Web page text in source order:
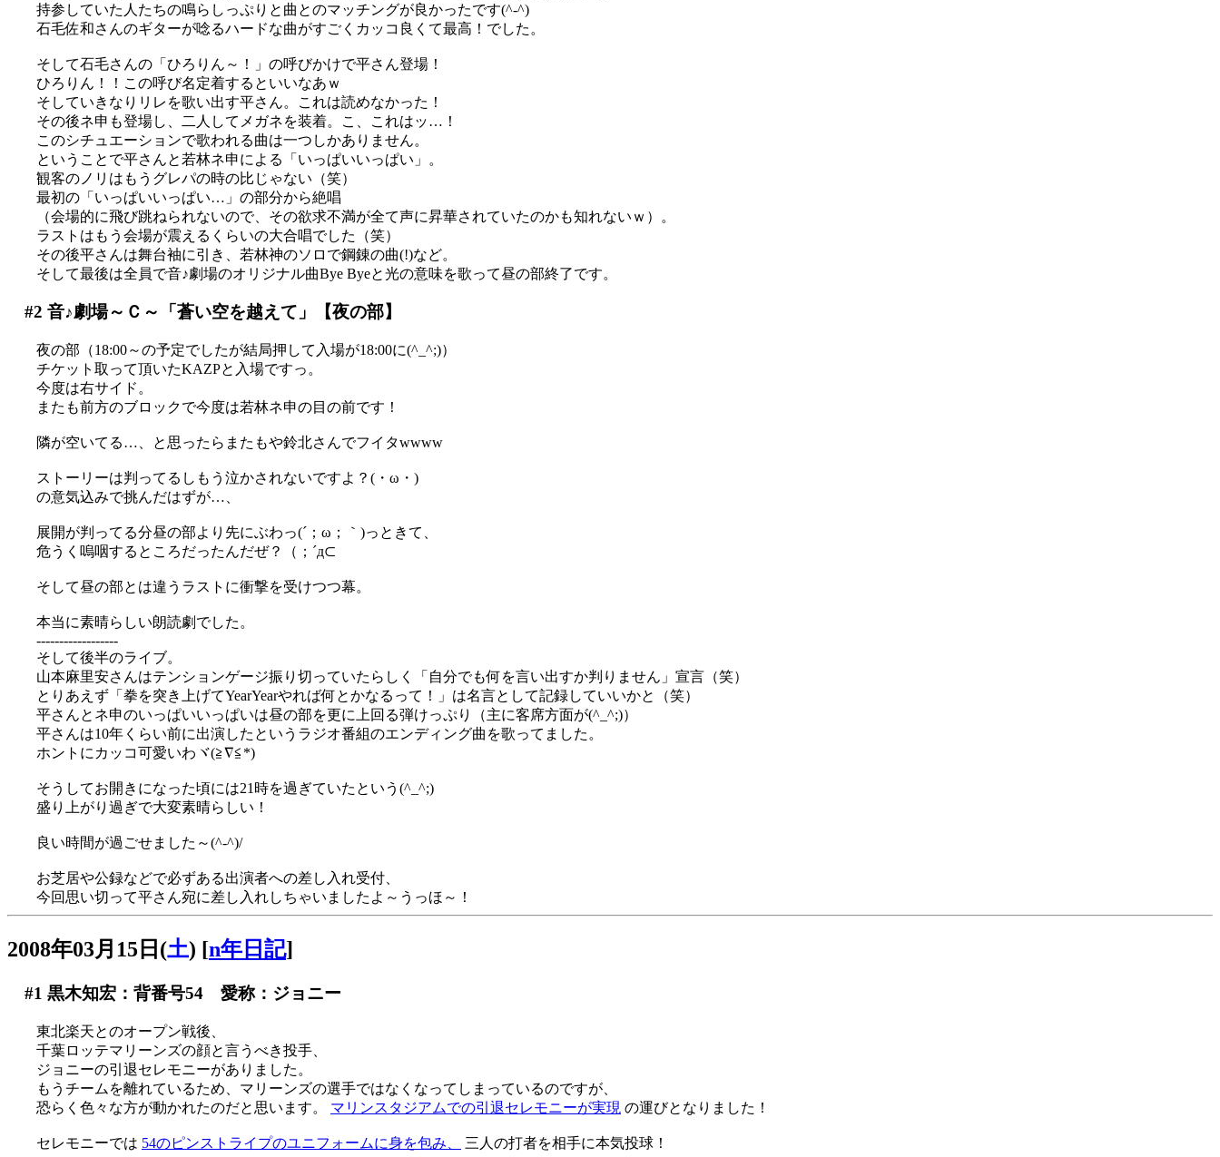
持参していた人たちの鳴らしっぷりと曲とのマッチングが良かったです(^-^)
石毛佐和さんのギターが唸るハードな曲がすごくカッコ良くて最高！でした。
そして石毛さんの「ひろりん～！」の呼びかけで平さん登場！
ひろりん！！この呼び名定着するといいなあｗ
そしていきなりリレを歌い出す平さん。これは読めなかった！
その後ネ申も登場し、二人してメガネを装着。こ、これはッ…！
このシチュエーションで歌われる曲は一つしかありません。
ということで平さんと若林ネ申による「いっぱいいっぱい」。
観客のノリはもうグレパの時の比じゃない（笑）
最初の「いっぱいいっぱい…」の部分から絶唱
（会場的に飛び跳ねられないので、その欲求不満が全て声に昇華されていたのかも知れないｗ）。
ラストはもう会場が震えるくらいの大合唱でした（笑）
その後平さんは舞台袖に引き、若林神のソロで鋼錬の曲(!)など。
そして最後は全員で音♪劇場のオリジナル曲Bye Byeと光の意味を歌って昼の部終了です。
#2 音♪劇場～Ｃ～「蒼い空を越えて」【夜の部】
夜の部（18:00～の予定でしたが結局押して入場が18:00に(^_^;)）
チケット取って頂いたKAZPと入場ですっ。
今度は右サイド。
またも前方のブロックで今度は若林ネ申の目の前です！
隣が空いてる…、と思ったらまたもや鈴北さんでフイタwwww
ストーリーは判ってるしもう泣かされないですよ？(・ω・)
の意気込みで挑んだはずが…、
展開が判ってる分昼の部より先にぶわっ(´；ω；｀)っときて、
危うく嗚咽するところだったんだぜ？（；´д⊂
そして昼の部とは違うラストに衝撃を受けつつ幕。
本当に素晴らしい朗読劇でした。
------------------
そして後半のライブ。
山本麻里安さんはテンションゲージ振り切っていたらしく「自分でも何を言い出すか判りません」宣言（笑）
とりあえず「拳を突き上げてYearYearやれば何とかなるって！」は名言として記録していいかと（笑）
平さんとネ申のいっぱいいっぱいは昼の部を更に上回る弾けっぷり（主に客席方面が(^_^;)）
平さんは10年くらい前に出演したというラジオ番組のエンディング曲を歌ってました。
ホントにカッコ可愛いわヾ(≧∇≦*)ゝ
そうしてお開きになった頃には21時を過ぎていたという(^_^;)
盛り上がり過ぎで大変素晴らしい！
良い時間が過ごせました～(^-^)/
お芝居や公録などで必ずある出演者への差し入れ受付、
今回思い切って平さん宛に差し入れしちゃいましたよ～うっほ～！
2008年03月15日(土) [n年日記]
#1 黒木知宏：背番号54 愛称：ジョニー
東北楽天とのオープン戦後、
千葉ロッテマリーンズの顔と言うべき投手、
ジョニーの引退セレモニーがありました。
もうチームを離れているため、マリーンズの選手ではなくなってしまっているのですが、
恐らく色々な方が動かれたのだと思います。 マリンスタジアムでの引退セレモニーが実現 の運びとなりました！
セレモニーでは 54のピンストライプのユニフォームに身を包み、 三人の打者を相手に本気投球！